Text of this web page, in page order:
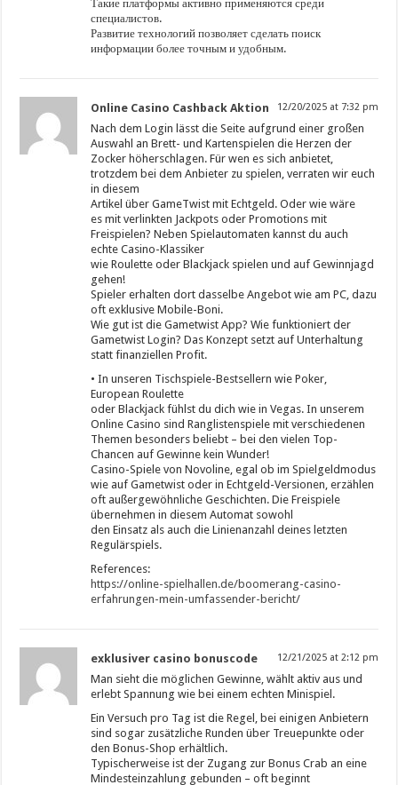
Такие платформы активно применяются среди
специалистов.
Развитие технологий позволяет сделать поиск
информации более точным и удобным.
Online Casino Cashback Aktion 12/20/2025 at 7:32 pm
Nach dem Login lässt die Seite aufgrund einer großen
Auswahl an Brett- und Kartenspielen die Herzen der
Zocker höherschlagen. Für wen es sich anbietet,
trotzdem bei dem Anbieter zu spielen, verraten wir euch
in diesem
Artikel über GameTwist mit Echtgeld. Oder wie wäre
es mit verlinkten Jackpots oder Promotions mit
Freispielen? Neben Spielautomaten kannst du auch
echte Casino-Klassiker
wie Roulette oder Blackjack spielen und auf Gewinnjagd
gehen!
Spieler erhalten dort dasselbe Angebot wie am PC, dazu
oft exklusive Mobile-Boni.
Wie gut ist die Gametwist App? Wie funktioniert der
Gametwist Login? Das Konzept setzt auf Unterhaltung
statt finanziellen Profit.
• In unseren Tischspiele-Bestsellern wie Poker,
European Roulette
oder Blackjack fühlst du dich wie in Vegas. In unserem
Online Casino sind Ranglistenspiele mit verschiedenen
Themen besonders beliebt – bei den vielen Top-
Chancen auf Gewinne kein Wunder!
Casino-Spiele von Novoline, egal ob im Spielgeldmodus
wie auf Gametwist oder in Echtgeld-Versionen, erzählen
oft außergewöhnliche Geschichten. Die Freispiele
übernehmen in diesem Automat sowohl
den Einsatz als auch die Linienanzahl deines letzten
Regulärspiels.
References:
https://online-spielhallen.de/boomerang-casino-
erfahrungen-mein-umfassender-bericht/
exklusiver casino bonuscode 12/21/2025 at 2:12 pm
Man sieht die möglichen Gewinne, wählt aktiv aus und
erlebt Spannung wie bei einem echten Minispiel.
Ein Versuch pro Tag ist die Regel, bei einigen Anbietern
sind sogar zusätzliche Runden über Treuepunkte oder
den Bonus-Shop erhältlich.
Typischerweise ist der Zugang zur Bonus Crab an eine
Mindesteinzahlung gebunden – oft beginnt